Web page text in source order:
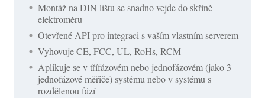
Montáž na DIN lištu se snadno vejde do skříně
elektroměru
Otevřené API pro integraci s vaším vlastním serverem
Vyhovuje CE, FCC, UL, RoHs, RCM
Aplikuje se v třífázovém nebo jednofázovém (jako 3
jednofázové měřiče) systému nebo v systému s
rozdělenou fází